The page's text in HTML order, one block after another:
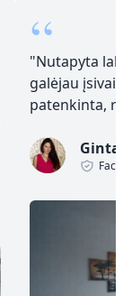
“
"Nutapyta
galėjau
patenkinta,